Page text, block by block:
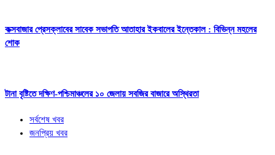
কক্সবাজার প্রেসক্লাবের সাবেক সভাপতি আতাহার ইকবালের ইন্তেকাল : বিভিন্ন মহলের
শোক
টানা বৃষ্টিতে দক্ষিণ-পশ্চিমাঞ্চলের ১০ জেলায় সবজির বাজারে অস্থিরতা
সর্বশেষ খবর
জনপ্রিয় খবর